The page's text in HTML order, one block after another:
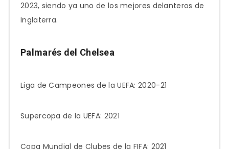
2023, siendo ya uno de los mejores delanteros de
Inglaterra.
Palmarés del Chelsea
Liga de Campeones de la UEFA: 2020-21
Supercopa de la UEFA: 2021
Copa Mundial de Clubes de la FIFA: 2021